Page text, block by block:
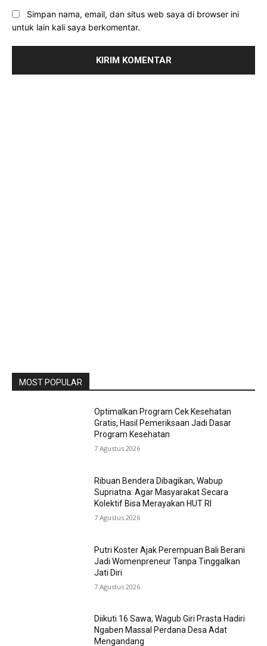
Simpan nama, email, dan situs web saya di browser ini
untuk lain kali saya berkomentar.
MOST POPULAR
Optimalkan Program Cek Kesehatan
Gratis, Hasil Pemeriksaan Jadi Dasar
Program Kesehatan
7 Agustus 2026
Ribuan Bendera Dibagikan, Wabup
Supriatna: Agar Masyarakat Secara
Kolektif Bisa Merayakan HUT RI
7 Agustus 2026
Putri Koster Ajak Perempuan Bali Berani
Jadi Womenpreneur Tanpa Tinggalkan
Jati Diri
7 Agustus 2026
Diikuti 16 Sawa, Wagub Giri Prasta Hadiri
Ngaben Massal Perdana Desa Adat
Mengandang